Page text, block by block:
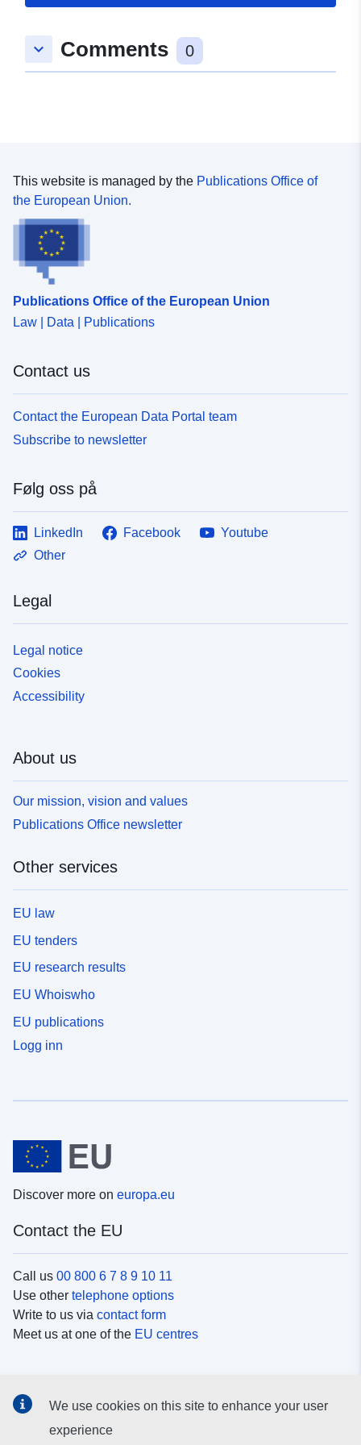
keyboard_arrow_down Comments 0
This website is managed by the Publications Office of
the European Union.
Publications Office of the European Union
Law | Data | Publications
Contact us
Contact the European Data Portal team
Subscribe to newsletter
Følg oss på
LinkedIn Facebook
Youtube
Other
Legal
Legal notice
Cookies
Accessibility
About us
Our mission, vision and values
Publications Office newsletter
Other services
EU law
EU tenders
EU research results
EU Whoiswho
EU publications
Logg inn
Discover more on europa.eu
Contact the EU
Call us 00 800 6 7 8 9 10 11
Use other telephone options
Write to us via contact form
Meet us at one of the EU centres
Search for EUsocial media channels
We use cookies on this site to enhance your user
experience